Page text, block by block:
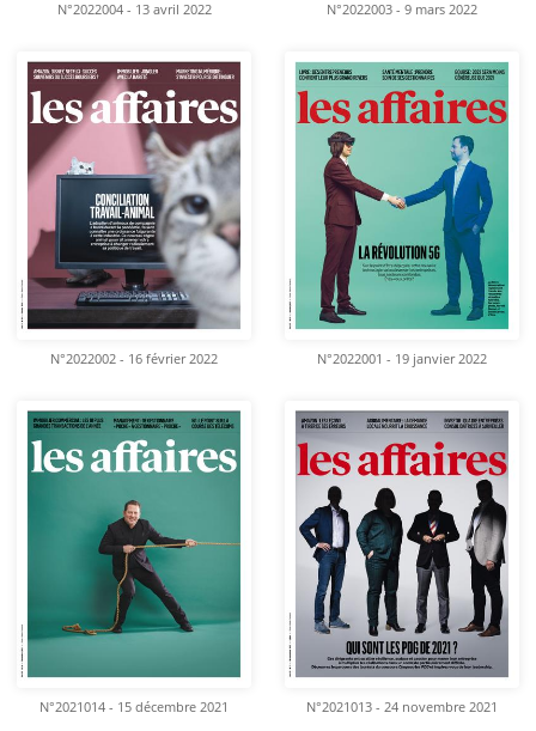
N°2022004 - 13 avril 2022 N°2022003 - 9 mars 2022
N°2022002 - 16 février 2022 N°2022001 - 19 janvier 2022
N°2021014 - 15 décembre 2021 N°2021013 - 24 novembre 2021